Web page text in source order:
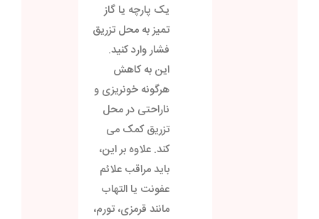
یک پارچه یا گاز
تمیز به محل تزریق
فشار وارد کنید.
این به کاهش
هرگونه خونریزی و
ناراحتی در محل
تزریق کمک می
کند. علاوه بر این،
باید مراقب علائم
عفونت یا التهاب
مانند قرمزی، تورم،